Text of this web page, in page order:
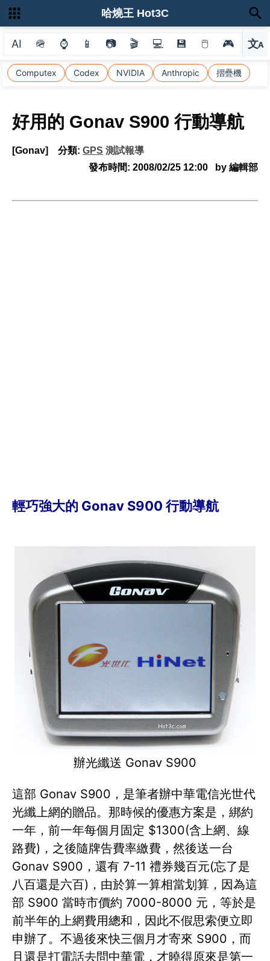
AI 🪖 ⌚ 📱 📷 🎬 💻 💾 🖱 🎮 文A
選
Computex Codex NVIDIA Anthropic 摺疊機
哈燒王 Hot3C
好用的 Gonav S900 行動導航
[Gonav] 分類: GPS 測試報導
發布時間: 2008/02/25 12:00 by 編輯部
輕巧強大的 Gonav S900 行動導航
辦光纖送 Gonav S900
這部 Gonav S900，是筆者辦中華電信光世代
光纖上網的贈品。那時候的優惠方案是，綁約
一年，前一年每個月固定 $1300(含上網、線
路費)，之後隨牌告費率繳費，然後送一台
Gonav S900，還有 7-11 禮券幾百元(忘了是
八百還是六百)，由於算一算相當划算，因為這
部 S900 當時市價約 7000-8000 元，等於是
前半年的上網費用總和，因此不假思索便立即
申辦了。不過後來快三個月才寄來 S900，而
且還是打電話去問中華電，才曉得原來是第一